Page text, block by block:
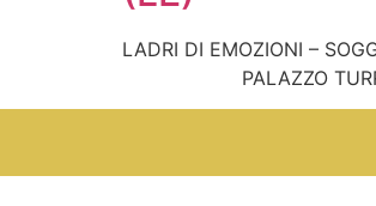
LADRI DI EMOZIONI –
PALAZZO TURRISI,